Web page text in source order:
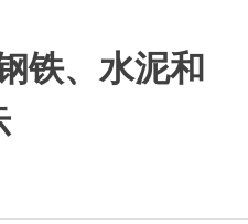
铁、水泥和